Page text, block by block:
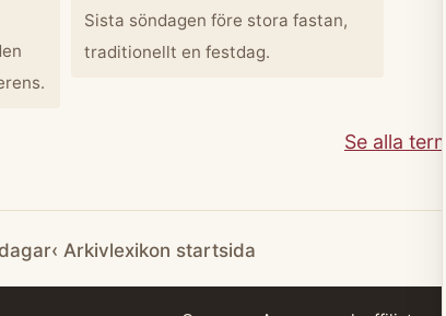
Sista söndagen före stora fastan,
traditionellt en festdag.
Se alla
‹ Arkivlexikon startsida